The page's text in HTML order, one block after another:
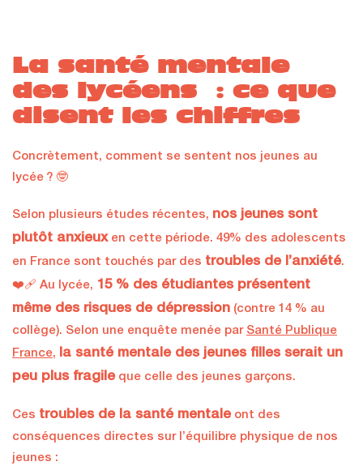
La santé mentale
des lycéens : ce que
disent les chiffres
Concrètement, comment se sentent nos jeunes au
lycée ? 🤓
Selon plusieurs études récentes, nos jeunes sont
plutôt anxieuxen cette période. 49% des adolescents
en France sont touchés par des troubles de l’anxiété.
❤️‍🩹 Au lycée, 15 % des étudiantes présentent
même des risques de dépression (contre 14 % au
collège). Selon une enquête menée par Santé Publique
France, la santé mentale des jeunes filles serait un
peu plus fragile que celle des jeunes garçons.
Ces troubles de la santé mentale ont des
conséquences directes sur l’équilibre physique de nos
jeunes :